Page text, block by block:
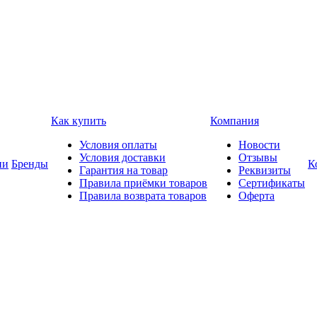
Бренды
Как купить
Условия оплаты
Условия доставки
Гарантия на товар
Правила приёмки товаров
Правила возврата товаров
Компания
Новости
Отзывы
Реквизиты
Сертификаты
Оферта